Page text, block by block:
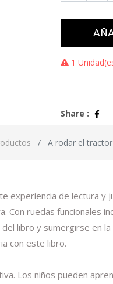
1
Share :
A rodar el tractor
experiencia de lectura
Con ruedas
libro y sumergirse
con este libro.
Los niños pueden